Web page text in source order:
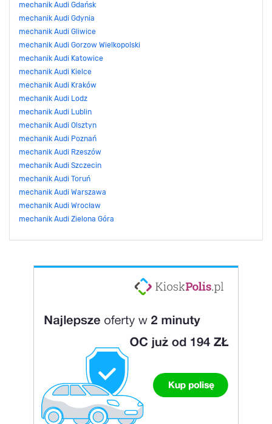
mechanik Audi Gdańsk
mechanik Audi Gdynia
mechanik Audi Gliwice
mechanik Audi Gorzow Wielkopolski
mechanik Audi Katowice
mechanik Audi Kielce
mechanik Audi Kraków
mechanik Audi Lodz
mechanik Audi Lublin
mechanik Audi Olsztyn
mechanik Audi Poznań
mechanik Audi Rzeszów
mechanik Audi Szczecin
mechanik Audi Toruń
mechanik Audi Warszawa
mechanik Audi Wrocław
mechanik Audi Zielona Góra